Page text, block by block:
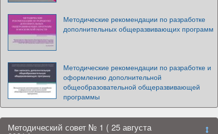
Методические рекомендации по разработке
дополнительных общеразвивающих программ
Методические рекомендации по разработке и
оформлению дополнительной
общеобразовательной общеразвивающей
программы
Методический совет № 1 ( 25 августа